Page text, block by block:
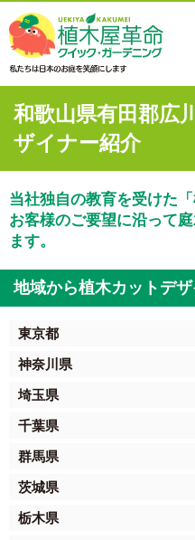
和歌山県有田郡広
ザイナー紹介
当社独自の教育を受けた
お客様のご要望に沿って
ます。
地域から植木カットデ
東京都
神奈川県
埼玉県
千葉県
群馬県
茨城県
栃木県